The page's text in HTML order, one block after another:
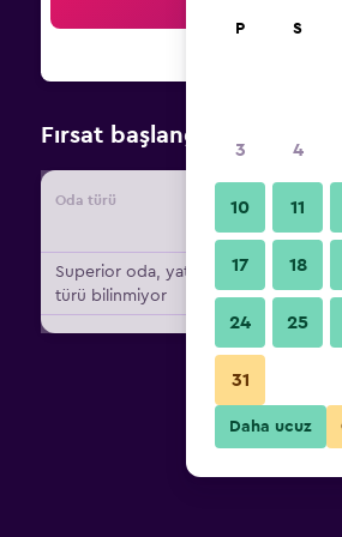
Fırsat başlangıç fiyatı
Oda türü Tedarikçi
Superior oda, yatak
türü bilinmiyor
P S
3 4
10 11
17 18
24 25
31
Daha ucuz